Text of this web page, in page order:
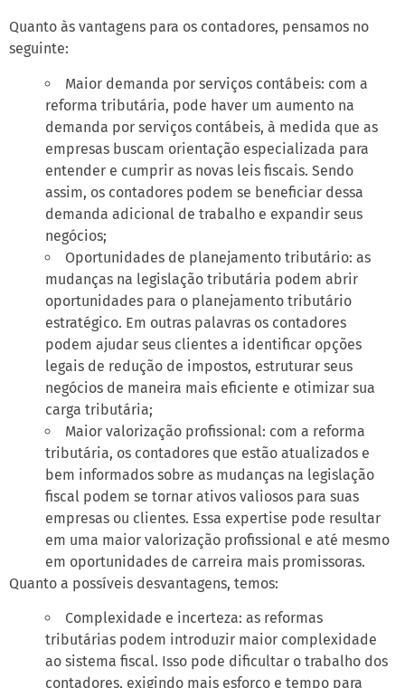
Quanto às vantagens para os contadores, pensamos no
seguinte:
Maior demanda por serviços contábeis: com a
reforma tributária, pode haver um aumento na
demanda por serviços contábeis, à medida que as
empresas buscam orientação especializada para
entender e cumprir as novas leis fiscais. Sendo
assim, os contadores podem se beneficiar dessa
demanda adicional de trabalho e expandir seus
negócios;
Oportunidades de planejamento tributário: as
mudanças na legislação tributária podem abrir
oportunidades para o planejamento tributário
estratégico. Em outras palavras os contadores
podem ajudar seus clientes a identificar opções
legais de redução de impostos, estruturar seus
negócios de maneira mais eficiente e otimizar sua
carga tributária;
Maior valorização profissional: com a reforma
tributária, os contadores que estão atualizados e
bem informados sobre as mudanças na legislação
fiscal podem se tornar ativos valiosos para suas
empresas ou clientes. Essa expertise pode resultar
em uma maior valorização profissional e até mesmo
em oportunidades de carreira mais promissoras.
Quanto a possíveis desvantagens, temos:
Complexidade e incerteza: as reformas
tributárias podem introduzir maior complexidade
ao sistema fiscal. Isso pode dificultar o trabalho dos
contadores, exigindo mais esforço e tempo para